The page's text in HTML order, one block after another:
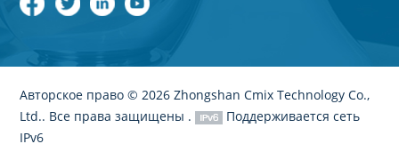
Авторское право © 2026 Zhongshan Cmix Technology Co.,
Ltd.. Все права защищены .
Поддерживается сеть
IPv6